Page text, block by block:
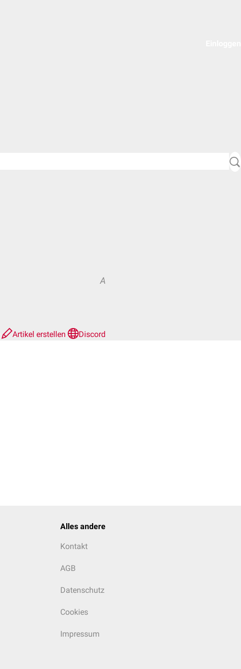
A
Artikel erstellen Discord
Alles andere
Kontakt
AGB
Datenschutz
Cookies
Impressum